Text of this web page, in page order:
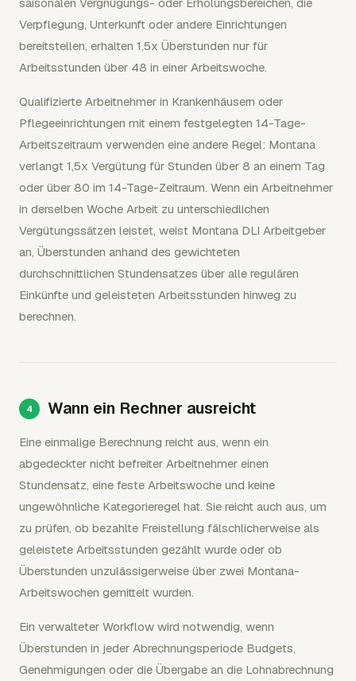
Verpflegung, Unterkunft oder andere Einrichtungen
bereitstellen, erhalten 1,5x Überstunden nur für
Arbeitsstunden über 48 in einer Arbeitswoche.
Qualifizierte Arbeitnehmer in Krankenhäusern oder
Pflegeeinrichtungen mit einem festgelegten 14-Tage-
Arbeitszeitraum verwenden eine andere Regel: Montana
verlangt 1,5x Vergütung für Stunden über 8 an einem Tag
oder über 80 im 14-Tage-Zeitraum. Wenn ein Arbeitnehmer
in derselben Woche Arbeit zu unterschiedlichen
Vergütungssätzen leistet, weist Montana DLI Arbeitgeber
an, Überstunden anhand des gewichteten
durchschnittlichen Stundensatzes über alle regulären
Einkünfte und geleisteten Arbeitsstunden hinweg zu
berechnen.
Wann ein Rechner ausreicht
Eine einmalige Berechnung reicht aus, wenn ein
abgedeckter nicht befreiter Arbeitnehmer einen
Stundensatz, eine feste Arbeitswoche und keine
ungewöhnliche Kategorieregel hat. Sie reicht auch aus, um
zu prüfen, ob bezahlte Freistellung fälschlicherweise als
geleistete Arbeitsstunden gezählt wurde oder ob
Überstunden unzulässigerweise über zwei Montana-
Arbeitswochen gemittelt wurden.
Ein verwalteter Workflow wird notwendig, wenn
Überstunden in jeder Abrechnungsperiode Budgets,
Genehmigungen oder die Übergabe an die Lohnabrechnung